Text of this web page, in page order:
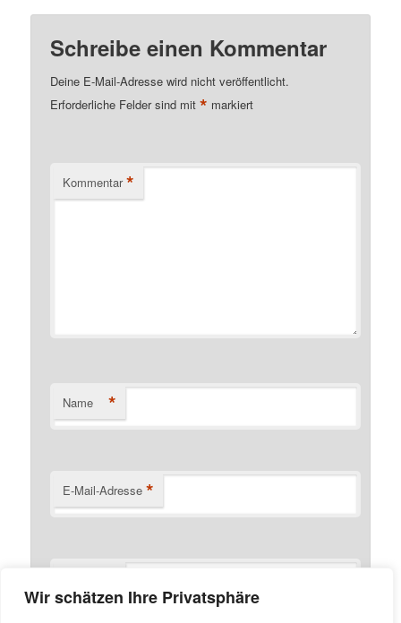
Wir schätzen Ihre Privatsphäre
Schreibe einen Kommentar
Deine E-Mail-Adresse wird nicht veröffentlicht.
Erforderliche Felder sind mit* markiert
Kommentar *
Name *
E-Mail-Adresse *